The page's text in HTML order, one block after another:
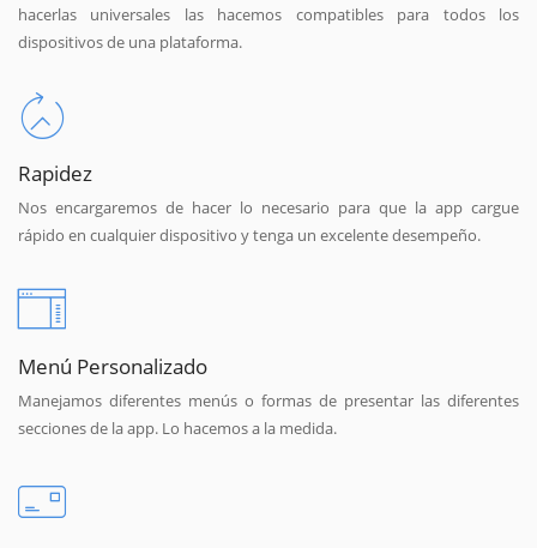
hacerlas universales las hacemos compatibles para todos los
dispositivos de una plataforma.
Rapidez
Nos encargaremos de hacer lo necesario para que la app cargue
rápido en cualquier dispositivo y tenga un excelente desempeño.
Menú Personalizado
Manejamos diferentes menús o formas de presentar las diferentes
secciones de la app. Lo hacemos a la medida.